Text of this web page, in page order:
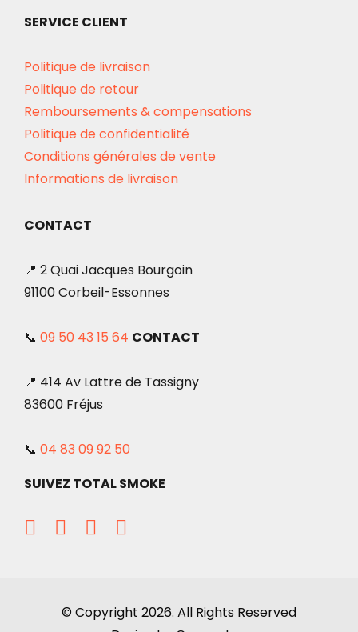
SERVICE CLIENT
Politique de livraison
Politique de retour
Remboursements & compensations
Politique de confidentialité
Conditions générales de vente
Informations de livraison
CONTACT
📍 2 Quai Jacques Bourgoin
91100 Corbeil-Essonnes
📞 09 50 43 15 64 CONTACT
📍 414 Av Lattre de Tassigny
83600 Fréjus
📞 04 83 09 92 50
SUIVEZ TOTAL SMOKE
© Copyright 2026. All Rights Reserved